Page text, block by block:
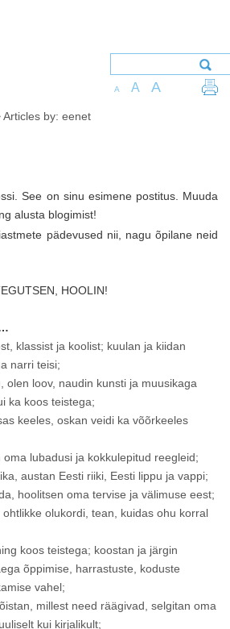
A A A
Articles by: eenet
See on sinu esimene postitus. Muuda
alusta blogimist!
pädevused nii, nagu õpilane neid
HOOLIN!
klassist ja koolist; kuulan ja kiidan
narri teisi;
olen loov, naudin kunsti ja muusikaga
ka koos teistega;
keeles, oskan veidi ka võõrkeeles
lubadusi ja kokkulepitud reegleid;
austan Eesti riiki, Eesti lippu ja vappi;
hoolitsen oma tervise ja välimuse eest;
olukordi, tean, kuidas ohu korral
koos teistega; koostan ja järgin
õppimise, harrastuste, koduste
vahel;
millest need räägivad, selgitan oma
kui kirjalikult;